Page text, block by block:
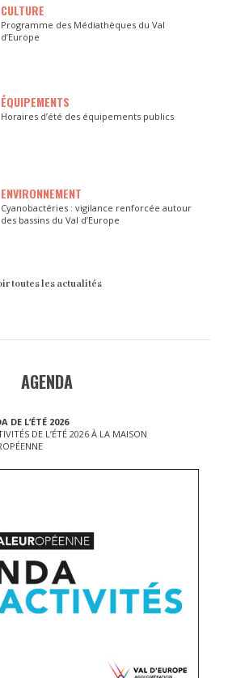
CULTURE
Programme des Médiathèques du Val
d’Europe
ÉQUIPEMENTS
Horaires d’été des équipements publics
ENVIRONNEMENT
Cyanobactéries : vigilance renforcée autour
des bassins du Val d’Europe
toutes les actualités
AGENDA
DE L’ÉTÉ 2026
DE L’ÉTÉ 2026 À LA MAISON